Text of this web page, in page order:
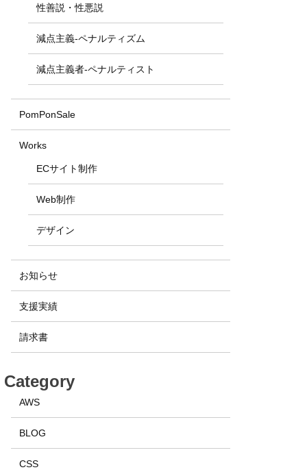
性善説・性悪説
減点主義-ペナルティズム
減点主義者-ペナルティスト
PomPonSale
Works
ECサイト制作
Web制作
デザイン
お知らせ
支援実績
請求書
Category
AWS
BLOG
CSS